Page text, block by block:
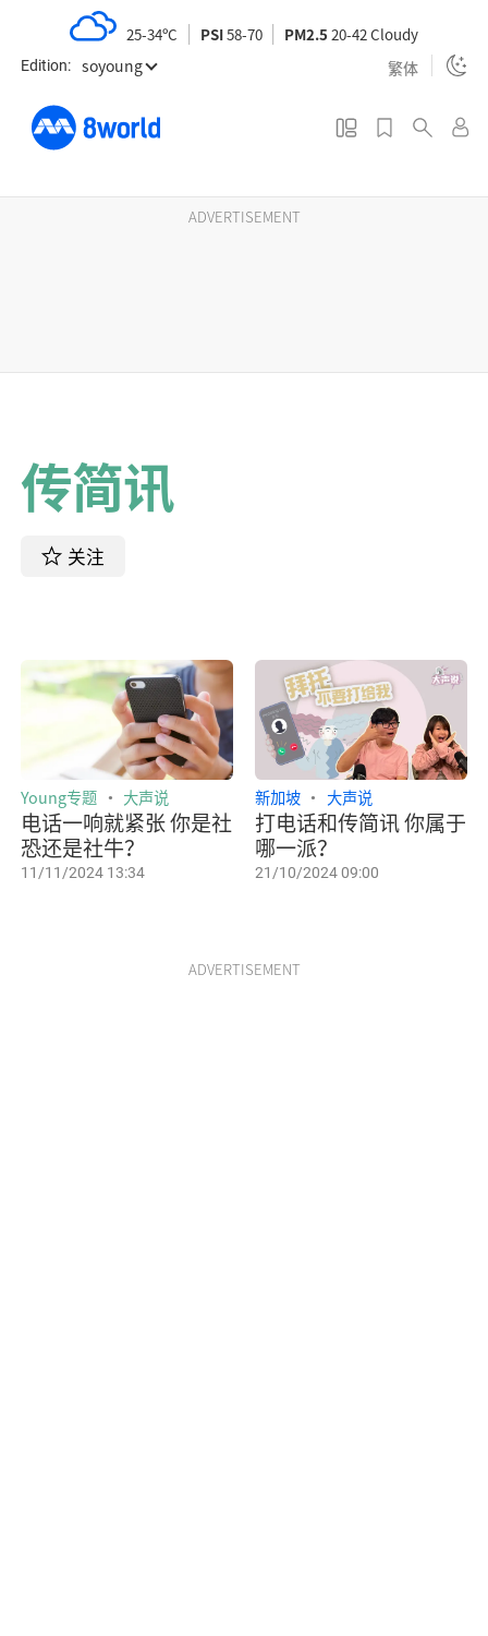
t
Edition: soyoung 繁体
25-34ºC PSI58-70 PM2.520-42 Cloudy
ADVERTISEMENT
传简讯
关注
电话一响就紧张 你是社
恐还是社牛？
Young专题 大声说
11/11/2024 13:34
打电话和传简讯 你属于
哪一派？
新加坡 大声说
21/10/2024 09:00
ADVERTISEMENT